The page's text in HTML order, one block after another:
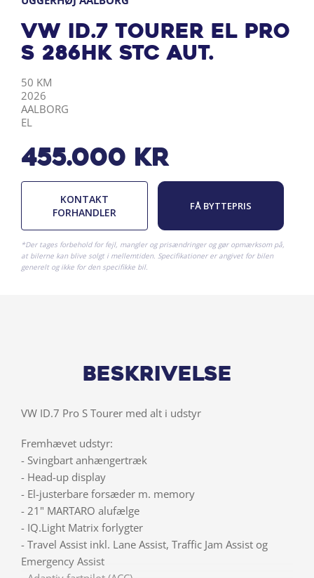
VW ID.7 Tourer EL Pro
S 286HK Stc Aut.
KILOMETER
50 KM
ÅRGANG
2026
BY
AALBORG
DRIVMIDDEL
EL
455.000 kr
KONTAKT
FORHANDLER
FÅ BYTTEPRIS
*Der tages forbehold for fejl, mangler og prisændringer og gør opmærksom på,
at bilerne kan blive solgt i mellemtiden. Specifikationer er angivet for bilen
generelt og ikke for den specifikke bil.
Beskrivelse
VW ID.7 Pro S Tourer med alt i udstyr
Fremhævet udstyr:
- Svingbart anhængertræk
- Head-up display
- El-justerbare forsæder m. memory
- 21" MARTARO alufælge
- IQ.Light Matrix forlygter
- Travel Assist inkl. Lane Assist, Traffic Jam Assist og
Emergency Assist